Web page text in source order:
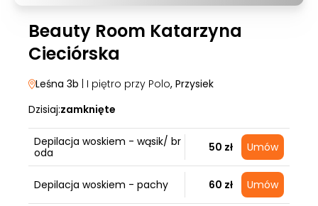
Beauty Room Katarzyna
Cieciórska
Leśna 3b | I piętro przy Polo, Przysiek
Dzisiaj:zamknięte
Depilacja woskiem - wąsik/ br
oda
50 zł Umów
Depilacja woskiem - pachy 60 zł Umów